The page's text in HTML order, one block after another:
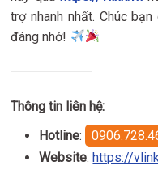
trợ nhanh nhất. Chúc
đáng nhớ!
Thông tin liên hệ:
Hotline:
Website:https://